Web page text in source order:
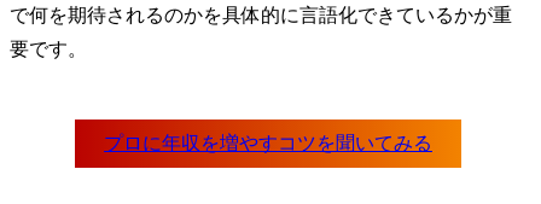
で何を期待されるのかを具体的に言語化できているかが重
要です。